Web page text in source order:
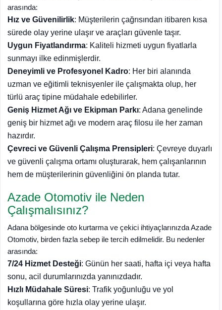
arasında:
Hız ve Güvenilirlik: Müşterilerin çağrısından itibaren kısa
sürede olay yerine ulaşır ve araçları güvenle taşır.
Uygun Fiyatlandırma: Kaliteli hizmeti uygun fiyatlarla
sunmayı ilke edinmişlerdir.
Deneyimli ve Profesyonel Kadro: Her biri alanında
uzman ve eğitimli teknisyenler ile çalışmakta olup, her
türlü araç tipine müdahale edebilirler.
Geniş Hizmet Ağı ve Ekipman Parkı: Adana genelinde
geniş bir hizmet ağı ve modern araç filosu ile her zaman
hazırdır.
Çevreci ve Güvenli Çalışma Prensipleri: Çevreye duyarlı
ve güvenli çalışma ortamı oluşturarak, hem çalışanlarının
hem de müşterilerinin güvenliğini ön planda tutar.
Azade Otomotiv ile Neden
Çalışmalısınız?
Adana bölgesinde oto kurtarma ve çekici ihtiyaçlarınızda Azade
Otomotiv, birden fazla sebep ile tercih edilmelidir. Bu nedenler
arasında:
7/24 Hizmet Desteği: Günün her saati, hafta içi veya hafta
sonu, acil durumlarınızda yanınızdadır.
Hızlı Müdahale Süresi: Trafik yoğunluğu ve yol
koşullarına göre hızla olay yerine ulaşır.